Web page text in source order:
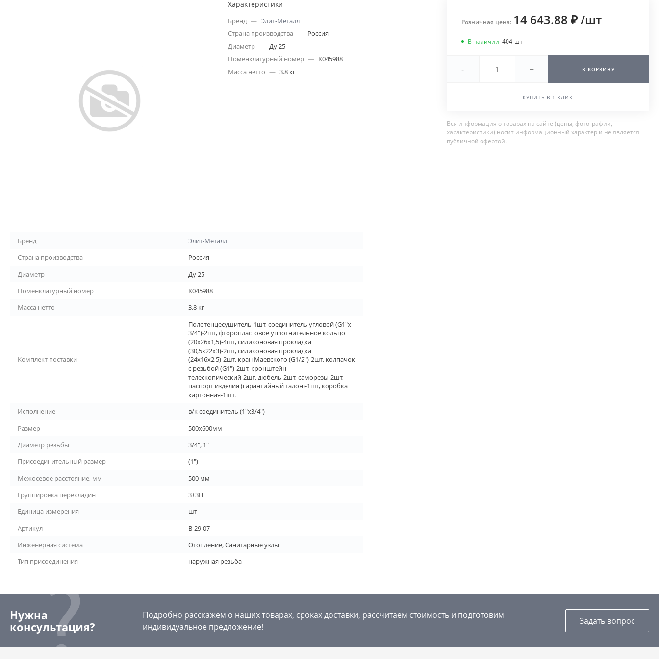
Характеристики
Бренд — Элит-Металл
Страна производства — Россия
Диаметр — Ду 25
Номенклатурный номер — К045988
Масса нетто — 3.8 кг
Розничная цена: 14 643.88 ₽/шт
В наличии 404 шт
- + В КОРЗИНУ
КУПИТЬ В 1 КЛИК
Вся информация о товарах на сайте (цены, фотографии,
характеристики) носит информационный характер и не является
публичной офертой.
Бренд
Элит-Металл
Страна производства
Россия
Диаметр
Ду 25
Номенклатурный номер
К045988
Масса нетто
3.8 кг
Комплект поставки
Полотенцесушитель-1шт, соединитель угловой (G1"х
3/4")-2шт, фторопластовое уплотнительное кольцо
(20х26х1,5)-4шт, силиконовая прокладка
(30,5х22х3)-2шт, силиконовая прокладка
(24х16х2,5)-2шт, кран Маевского (G1/2")-2шт, колпачок
с резьбой (G1")-2шт, кронштейн
телескопический-2шт, дюбель-2шт, саморезы-2шт,
паспорт изделия (гарантийный талон)-1шт, коробка
картонная-1шт.
Исполнение
в/к соединитель (1"х3/4")
Размер
500х600мм
Диаметр резьбы
3/4", 1"
Присоединительный размер
(1")
Межосевое расстояние, мм
500 мм
Группировка перекладин
3+3П
Единица измерения
шт
Артикул
В-29-07
Инженерная система
Отопление, Санитарные узлы
Тип присоединения
наружная резьба
Нужна
консультация?
Подробно расскажем о наших товарах, сроках доставки, рассчитаем стоимость и подготовим
индивидуальное предложение!
Задать вопрос